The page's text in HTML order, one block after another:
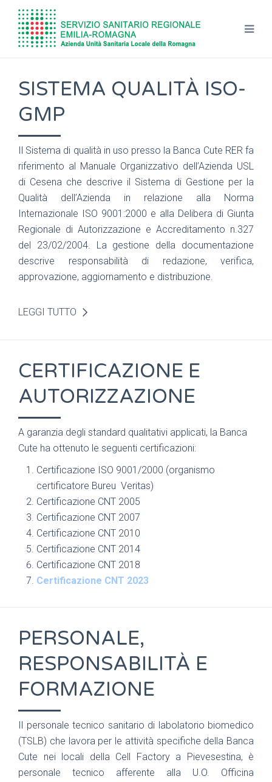
SISTEMA QUALITÀ ISO-
GMP
Il Sistema di qualità in uso presso la Banca Cute RER fa
riferimento al Manuale Organizzativo dell’Azienda USL
di Cesena che descrive il Sistema di Gestione per la
Qualità dell’Azienda in relazione alla Norma
Internazionale ISO 9001:2000 e alla Delibera di Giunta
Regionale di Autorizzazione e Accreditamento n.327
del 23/02/2004. La gestione della documentazione
descrive responsabilità di redazione, verifica,
approvazione, aggiornamento e distribuzione.
LEGGI TUTTO
CERTIFICAZIONE E
AUTORIZZAZIONE
A garanzia degli standard qualitativi applicati, la Banca
Cute ha ottenuto le seguenti certificazioni:
Certificazione ISO 9001/2000 (organismo
certificatore Bureu Veritas)
Certificazione CNT 2005
Certificazione CNT 2007
Certificazione CNT 2010
Certificazione CNT 2014
Certificazione CNT 2018
Certificazione CNT 2023
PERSONALE,
RESPONSABILITÀ E
FORMAZIONE
Il personale tecnico sanitario di labolatorio biomedico
(TSLB) che lavora per le attività specifiche della Banca
Cute nei locali della Cell Factory a Pievesestina, è
personale tecnico afferente alla U.O. Officina